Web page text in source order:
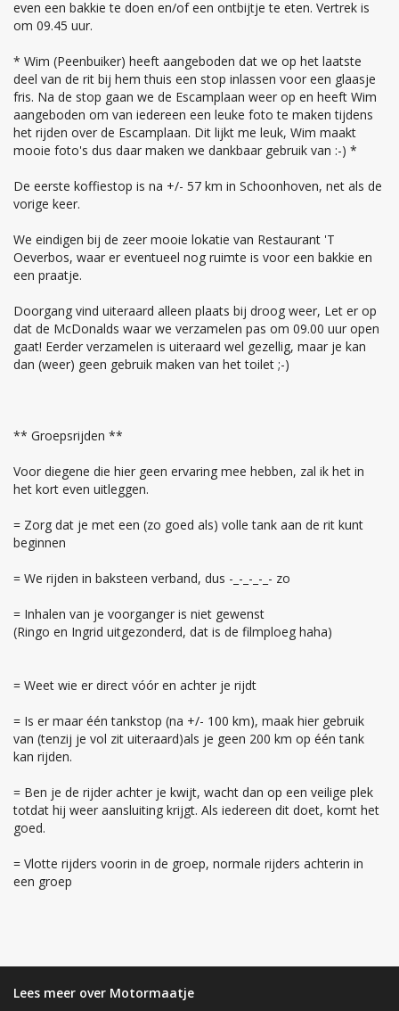
even een bakkie te doen en/of een ontbijtje te eten. Vertrek is
om 09.45 uur.
* Wim (Peenbuiker) heeft aangeboden dat we op het laatste
deel van de rit bij hem thuis een stop inlassen voor een glaasje
fris. Na de stop gaan we de Escamplaan weer op en heeft Wim
aangeboden om van iedereen een leuke foto te maken tijdens
het rijden over de Escamplaan. Dit lijkt me leuk, Wim maakt
mooie foto's dus daar maken we dankbaar gebruik van :-) *
De eerste koffiestop is na +/- 57 km in Schoonhoven, net als de
vorige keer.
We eindigen bij de zeer mooie lokatie van Restaurant 'T
Oeverbos, waar er eventueel nog ruimte is voor een bakkie en
een praatje.
Doorgang vind uiteraard alleen plaats bij droog weer, Let er op
dat de McDonalds waar we verzamelen pas om 09.00 uur open
gaat! Eerder verzamelen is uiteraard wel gezellig, maar je kan
dan (weer) geen gebruik maken van het toilet ;-)
** Groepsrijden **
Voor diegene die hier geen ervaring mee hebben, zal ik het in
het kort even uitleggen.
= Zorg dat je met een (zo goed als) volle tank aan de rit kunt
beginnen
= We rijden in baksteen verband, dus -_-_-_-_- zo
= Inhalen van je voorganger is niet gewenst
(Ringo en Ingrid uitgezonderd, dat is de filmploeg haha)
= Weet wie er direct vóór en achter je rijdt
= Is er maar één tankstop (na +/- 100 km), maak hier gebruik
van (tenzij je vol zit uiteraard)als je geen 200 km op één tank
kan rijden.
= Ben je de rijder achter je kwijt, wacht dan op een veilige plek
totdat hij weer aansluiting krijgt. Als iedereen dit doet, komt het
goed.
= Vlotte rijders voorin in de groep, normale rijders achterin in
een groep
Lees meer over Motormaatje